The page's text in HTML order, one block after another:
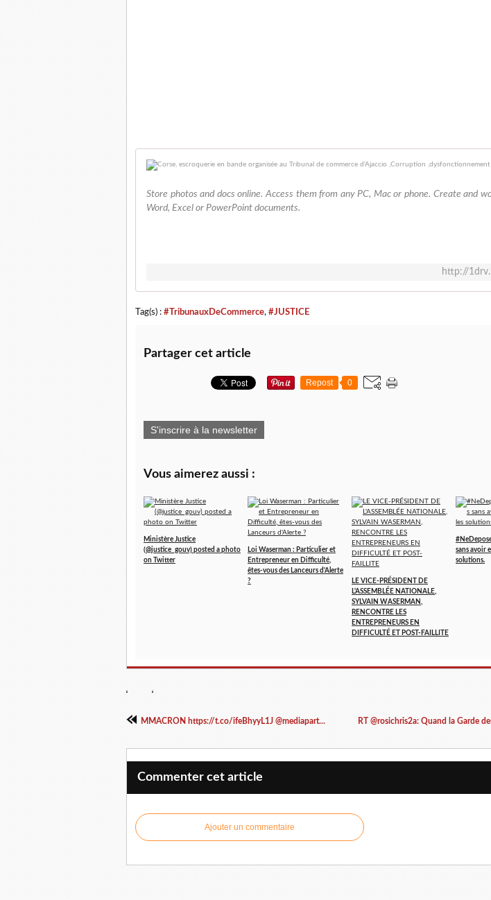
Store photos and docs online. Access them from any PC, Mac or phone. Create and
Word, Excel or PowerPoint documents.
http://
Tag(s) : #TribunauxDeCommerce, #JUSTICE
Partager cet article
Repost 0
S'inscrire à la newsletter
Vous aimerez aussi :
Ministère Justice
(@justice_gouv) posted a photo
on Twitter
Loi Waserman : Particulier et
Entrepreneur en Difficulté,
êtes-vous des Lanceurs d'Alerte
?
LE VICE-PRÉSIDENT DE
L'ASSEMBLÉE NATIONALE,
SYLVAIN WASERMAN,
RENCONTRE LES
ENTREPRENEURS EN
DIFFICULTÉ ET POST-FAILLITE
sans avoir
solutions.
MMACRON https://t.co/ifeBhyyL1J @mediapart... RT @rosichris2a: Quand la Garde
Commenter cet article
Ajouter un commentaire